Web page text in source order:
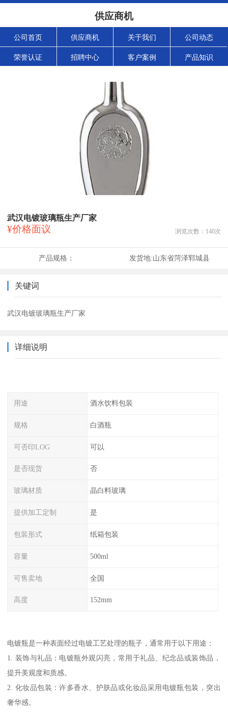
供应商机
公司首页 供应商机 关于我们 公司动态
荣誉认证 招聘中心 客户案例 产品知识
武汉电镀玻璃瓶生产厂家
¥价格面议 浏览次数： 140次
产品规格： 发货地:山东省菏泽郓城县
关键词
武汉电镀玻璃瓶生产厂家
详细说明
用途 酒水饮料包装
规格 白酒瓶
可否印LOG 可以
是否现货 否
玻璃材质 晶白料玻璃
提供加工定制 是
包装形式 纸箱包装
容量 500ml
可售卖地 全国
高度 152mm
电镀瓶是一种表面经过电镀工艺处理的瓶子，通常用于以下用途：
1. 装饰与礼品：电镀瓶外观闪亮，常用于礼品、纪念品或装饰品，
提升美观度和质感。
2. 化妆品包装：许多香水、护肤品或化妆品采用电镀瓶包装，突出
奢华感。